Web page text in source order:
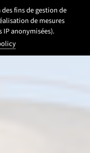
fins de gestion de
de mesures
anonymisées).
Langue :
FR
Français